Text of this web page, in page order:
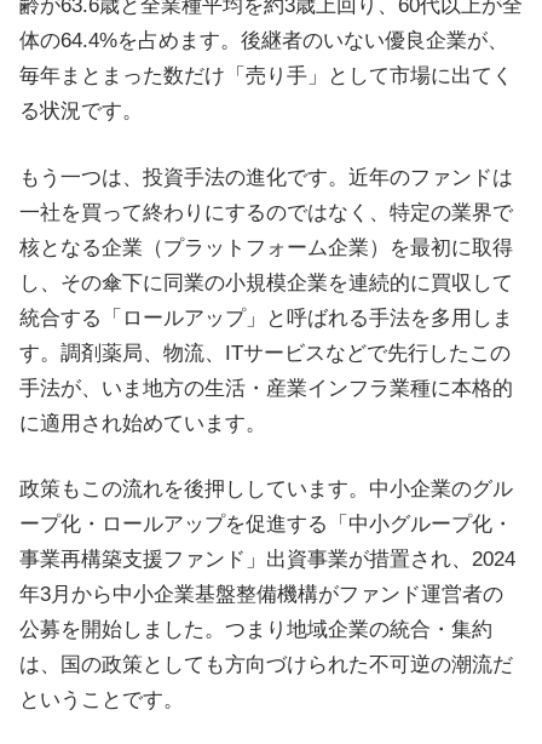
齢が63.6歳と全業種平均を約3歳上回り、60代以上が全
体の64.4%を占めます。後継者のいない優良企業が、
毎年まとまった数だけ「売り手」として市場に出てく
る状況です。
もう一つは、投資手法の進化です。近年のファンドは
一社を買って終わりにするのではなく、特定の業界で
核となる企業（プラットフォーム企業）を最初に取得
し、その傘下に同業の小規模企業を連続的に買収して
統合する「ロールアップ」と呼ばれる手法を多用しま
す。調剤薬局、物流、ITサービスなどで先行したこの
手法が、いま地方の生活・産業インフラ業種に本格的
に適用され始めています。
政策もこの流れを後押ししています。中小企業のグル
ープ化・ロールアップを促進する「中小グループ化・
事業再構築支援ファンド」出資事業が措置され、2024
年3月から中小企業基盤整備機構がファンド運営者の
公募を開始しました。つまり地域企業の統合・集約
は、国の政策としても方向づけられた不可逆の潮流だ
ということです。